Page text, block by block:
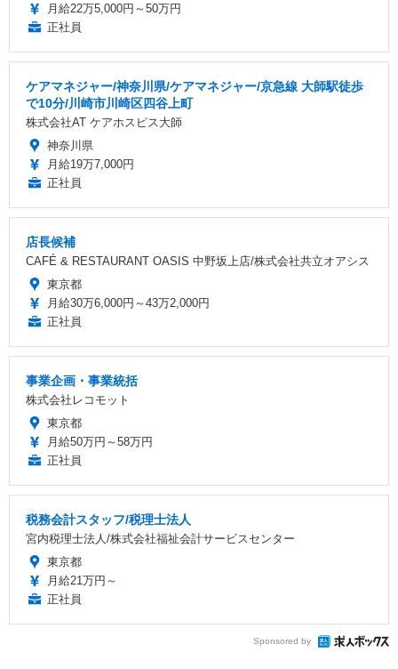
月給22万5,000円～50万円
正社員
ケアマネジャー/神奈川県/ケアマネジャー/京急線 大師駅徒歩
で10分/川崎市川崎区四谷上町
株式会社AT ケアホスピス大師
神奈川県
月給19万7,000円
正社員
店長候補
CAFÉ & RESTAURANT OASIS 中野坂上店/株式会社共立オアシス
東京都
月給30万6,000円～43万2,000円
正社員
事業企画・事業統括
株式会社レコモット
東京都
月給50万円～58万円
正社員
税務会計スタッフ/税理士法人
宮内税理士法人/株式会社福祉会計サービスセンター
東京都
月給21万円～
正社員
Sponsored by